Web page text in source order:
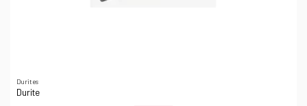
Durites
Durite